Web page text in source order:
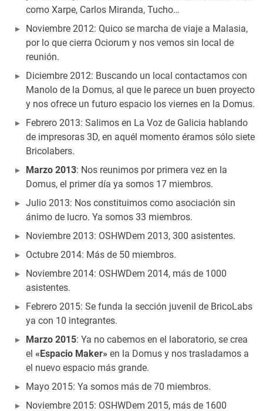
como Xarpe, Carlos Miranda, Tucho…
Noviembre 2012: Quico se marcha de viaje a Malasia,
por lo que cierra Ociorum y nos vemos sin local de
reunión.
Diciembre 2012: Buscando un local contactamos con
Manolo de la Domus, al que le parece un buen proyecto
y nos ofrece un futuro espacio los viernes en la Domus.
Febrero 2013: Salimos en La Voz de Galicia hablando
de impresoras 3D, en aquél momento éramos sólo siete
Bricolabers.
Marzo 2013: Nos reunimos por primera vez en la
Domus, el primer día ya somos 17 miembros.
Julio 2013: Nos constituimos como asociación sin
ánimo de lucro. Ya somos 33 miembros.
Noviembre 2013: OSHWDem 2013, 300 asistentes.
Octubre 2014: Más de 50 miembros.
Noviembre 2014: OSHWDem 2014, más de 1000
asistentes.
Febrero 2015: Se funda la sección juvenil de BricoLabs
ya con 10 integrantes.
Marzo 2015: Ya no cabemos en el laboratorio, se crea
el «Espacio Maker» en la Domus y nos trasladamos a
el nuevo espacio más grande.
Mayo 2015: Ya somos más de 70 miembros.
Noviembre 2015: OSHWDem 2015, más de 1600